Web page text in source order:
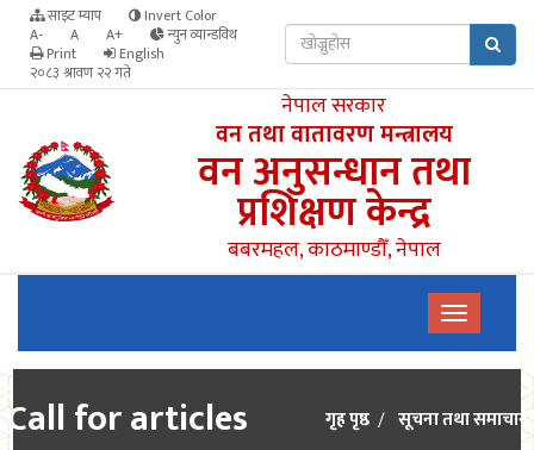
साइट म्याप
Invert Color
A-
A A+
न्युन व्यान्डविथ
Print
English
२०८३ श्रावण २२ गते
नेपाल सरकार
वन तथा वातावरण मन्त्रालय
वन अनुसन्धान तथा
प्रशिक्षण केन्द्र
बबरमहल, काठमाण्डौँ, नेपाल
Call for articles गृह पृष्ठ सूचना तथा समाचार